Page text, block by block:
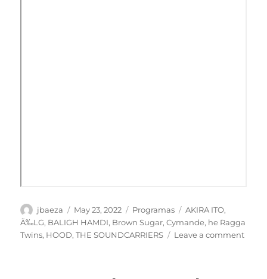
Author
jbaeza
Posted
on
May 23, 2022 Categories
Programas Tags
AKIRA ITO,
Ã‰LG, BALIGH HAMDI, Brown Sugar,Cymande, he Ragga
Twins, HOOD,THE SOUNDCARRIERS Leave a commenton